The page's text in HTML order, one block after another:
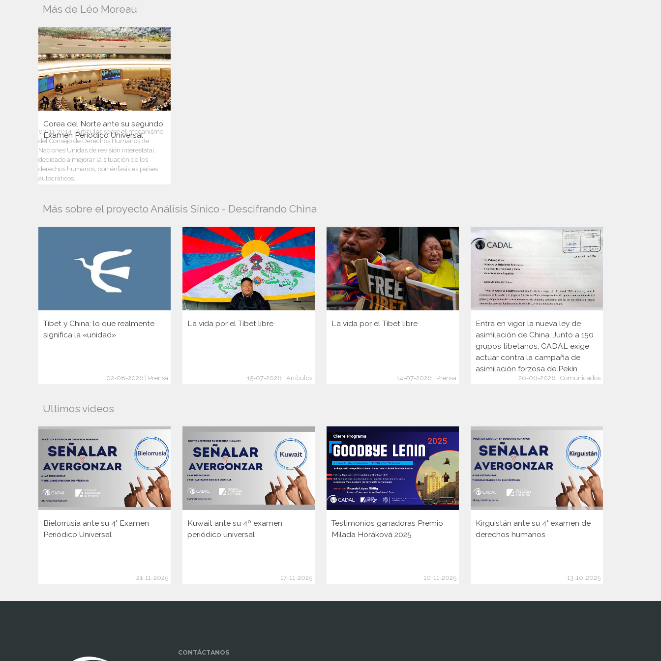
Más de Léo Moreau
Corea del Norte ante su segundo
Examen Periódico Universal
07-11-2014 | Artículos sobre el mecanismo
del Consejo de Derechos Humanos de
Naciones Unidas de revisión interestatal
dedicado a mejorar la situación de los
derechos humanos, con énfasis es países
autocráticos.
Más sobre el proyecto Análisis Sínico - Descifrando China
Tíbet y China: lo que realmente
significa la «unidad»
02-08-2026 | Prensa
La vida por el Tíbet libre
15-07-2026 | Artículos
La vida por el Tíbet libre
14-07-2026 | Prensa
Entra en vigor la nueva ley de
asimilación de China: Junto a 150
grupos tibetanos, CADAL exige
actuar contra la campaña de
asimilación forzosa de Pekín
26-06-2026 | Comunicados
Ultimos videos
Bielorrusia ante su 4° Examen
Periódico Universal
21-11-2025
Kuwait ante su 4º examen
periódico universal
17-11-2025
Testimonios ganadoras Premio
Milada Horáková 2025
10-11-2025
Kirguistán ante su 4° examen de
derechos humanos
13-10-2025
CONTÁCTANOS